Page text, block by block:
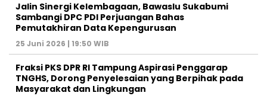
Jalin Sinergi Kelembagaan, Bawaslu Sukabumi
Sambangi DPC PDI Perjuangan Bahas
Pemutakhiran Data Kepengurusan
25 Juni 2026 | 19:50 WIB
‎Fraksi PKS DPR RI Tampung Aspirasi Penggarap
TNGHS, Dorong Penyelesaian yang Berpihak pada
Masyarakat dan Lingkungan‎